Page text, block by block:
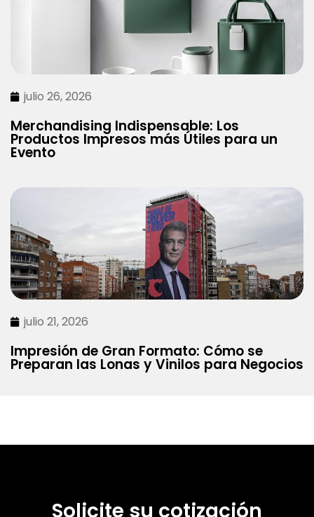
julio 26, 2026
Merchandising Indispensable: Los
Productos Impresos más Útiles para un
Evento
julio 21, 2026
Impresión de Gran Formato: Cómo se
Preparan las Lonas y Vinilos para Negocios
Solicite su cotización